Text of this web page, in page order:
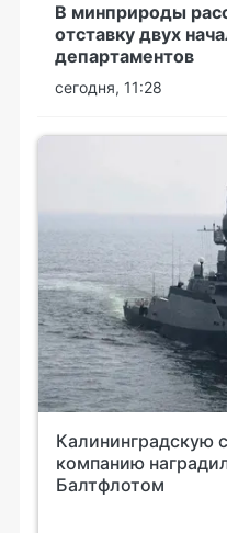
В минприроды
отставку двух
департаментов
сегодня, 11:28
Калининградскую
компанию
Балтфлотом